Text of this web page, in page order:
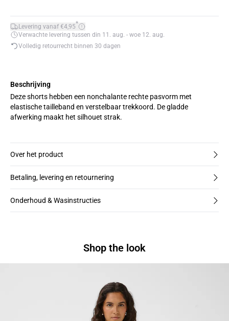
Levering vanaf €4,95*
Verwachte levering tussen din 11. aug. - woe 12. aug.
Volledig retourrecht binnen 30 dagen
Beschrijving
Deze shorts hebben een nonchalante rechte pasvorm met
elastische tailleband en verstelbaar trekkoord. De gladde
afwerking maakt het silhouet strak.
Over het product
Betaling, levering en retournering
Onderhoud & Wasinstructies
Shop the look